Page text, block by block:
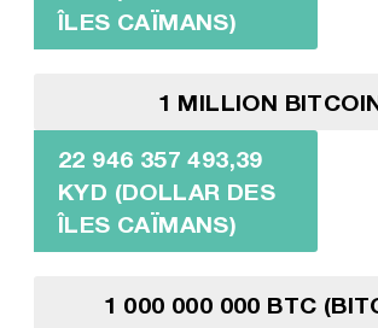
ÎLES CAÏMANS)
1 MILLION
22 946 357 493,39
KYD (DOLLAR DES
ÎLES CAÏMANS)
1 000 000 000 BTC